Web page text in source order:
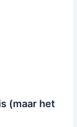
(maar het